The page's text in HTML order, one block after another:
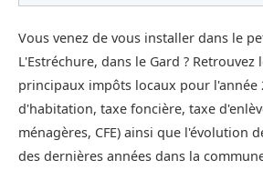
Vous venez de vous installer dans le
L'Estréchure, dans le Gard ? Retrouvez
principaux impôts locaux pour l'année
d'habitation, taxe foncière, taxe
ménagères, CFE) ainsi que l'évolution
des dernières années dans la